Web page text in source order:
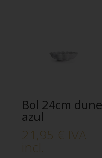
Bol 24cm dune
azul
21,95 € IVA
incl.